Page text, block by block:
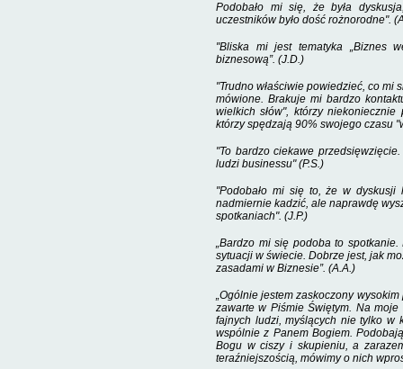
Podobało mi się, że była
uczestników było dość rożnorodne".
"Bliska mi jest tematyka „Biznes
biznesową”. (J.D.)
"Trudno właściwie powiedzieć, co mi
mówione. Brakuje mi bardzo
wielkich słów", którzy
którzy spędzają 90% swojego czasu
"To bardzo ciekawe
ludzi businessu" (P.S.)
"Podobało mi się to, że w
nadmiernie kadzić, ale naprawdę
spotkaniach". (J.P.)
„Bardzo mi się podoba to
sytuacji w świecie. Dobrze jest, jak
zasadami wBiznesie”. (A.A.)
„Ogólnie jestem zaskoczony
zawarte w Piśmie Świętym. Na
fajnych ludzi, myślących nie tylko w
wspólnie z Panem Bogiem.
Bogu w ciszy i skupieniu, a
teraźniejszością, mówimy o nich